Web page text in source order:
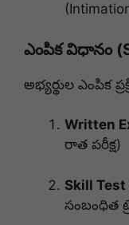
ఎంపిక విధానం
అభ్యర్థుల ఎంపిక
Written
రాత పరీక్ష)
Skill Test
సంబంధిత